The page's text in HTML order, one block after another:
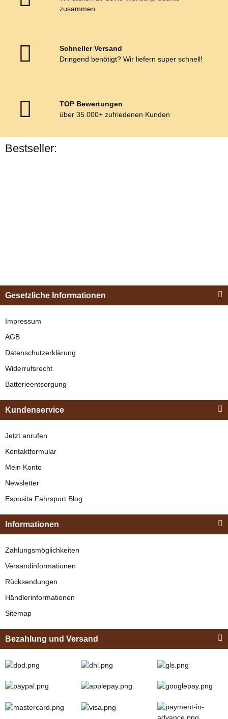
zusammen.
Schneller Versand
Dringend benötigt? Wir liefern super schnell!
TOP Bewertungen
über 35.000+ zufriedenen Kunden
Bestseller:
"Shettyglück"
"Shettyglück"
Braun
329,00 €*
Zilco
Zilco Sicherheits-
Gesetzliche Informationen
Impressum
AGB
Datenschutzerklärung
Widerrufsrecht
Batterieentsorgung
Kundenservice
Jetzt anrufen
Kontaktformular
Mein Konto
Newsletter
Esposita Fahrsport Blog
Informationen
Zahlungsmöglichkeiten
Versandinformationen
Rücksendungen
Händlerinformationen
Sitemap
Bezahlung und Versand